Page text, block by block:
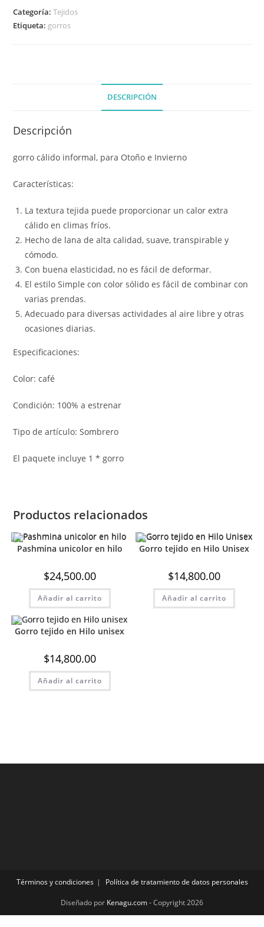
Categoría:Tejidos
Etiqueta: gorros
DESCRIPCIÓN
Descripción
gorro cálido informal, para Otoño e Invierno
Características:
La textura tejida puede proporcionar un calor extra
cálido en climas fríos.
Hecho de lana de alta calidad, suave, transpirable y
cómodo.
Con buena elasticidad, no es fácil de deformar.
El estilo Simple con color sólido es fácil de combinar con
varias prendas.
Adecuado para diversas actividades al aire libre y otras
ocasiones diarias.
Especificaciones:
Color: café
Condición: 100% a estrenar
Tipo de artículo: Sombrero
El paquete incluye 1 * gorro
Productos relacionados
Pashmina unicolor en hilo
$24,500.00
Añadir al carrito
Gorro tejido en Hilo Unisex
$14,800.00
Añadir al carrito
Gorro tejido en Hilo unisex
$14,800.00
Añadir al carrito
Términos y condiciones Política de tratamiento de datos personales
Diseñado por Kenagu.com- Copyright 2026